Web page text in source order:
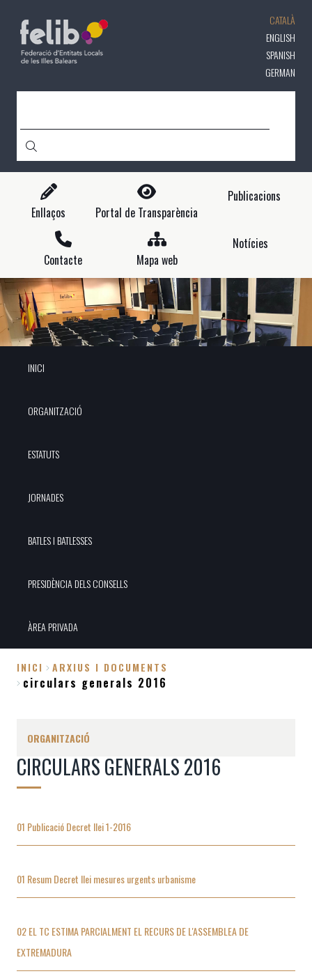
contingut
CATALÀ
ENGLISH
SPANISH
GERMAN
Enllaços Portal de Transparència
Publicacions
Contacte Mapa web
Notícies
INICI
ORGANITZACIÓ
ESTATUTS
JORNADES
BATLES I BATLESSES
PRESIDÈNCIA DELS CONSELLS
ÀREA PRIVADA
Fil
INICI ARXIUS I DOCUMENTS
circulars generals 2016
ORGANITZACIÓ
CIRCULARS GENERALS 2016
01 Publicació Decret llei 1-2016
01 Resum Decret llei mesures urgents urbanisme
02 EL TC ESTIMA PARCIALMENT EL RECURS DE L'ASSEMBLEA DE
EXTREMADURA